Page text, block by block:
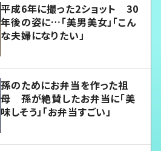
平成6年に撮った2ショット 30
年後の姿に…「美男美女」「こん
な夫婦になりたい」
孫のためにお弁当を作った祖
母 孫が絶賛したお弁当に「美
味しそう」「お弁当すごい」